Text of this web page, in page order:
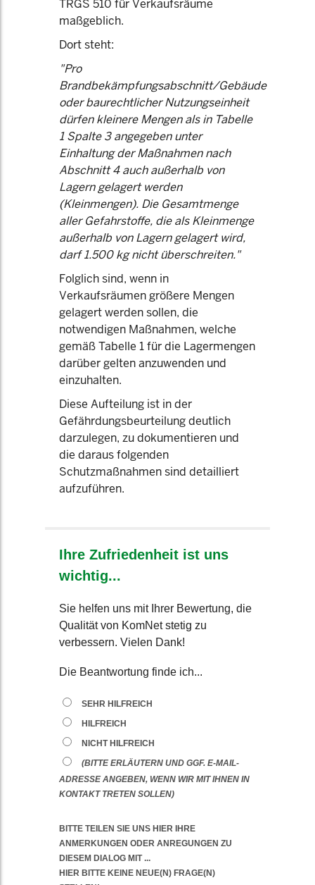
TRGS 510 für Verkaufsräume
maßgeblich.
Dort steht:
"Pro
Brandbekämpfungsabschnitt/Gebäude
oder baurechtlicher Nutzungseinheit
dürfen kleinere Mengen als in Tabelle
1 Spalte 3 angegeben unter
Einhaltung der Maßnahmen nach
Abschnitt 4 auch außerhalb von
Lagern gelagert werden
(Kleinmengen). Die Gesamtmenge
aller Gefahrstoffe, die als Kleinmenge
außerhalb von Lagern gelagert wird,
darf 1.500 kg nicht überschreiten."
Folglich sind, wenn in
Verkaufsräumen größere Mengen
gelagert werden sollen, die
notwendigen Maßnahmen, welche
gemäß Tabelle 1 für die Lagermengen
darüber gelten anzuwenden und
einzuhalten.
Diese Aufteilung ist in der
Gefährdungsbeurteilung deutlich
darzulegen, zu dokumentieren und
die daraus folgenden
Schutzmaßnahmen sind detailliert
aufzuführen.